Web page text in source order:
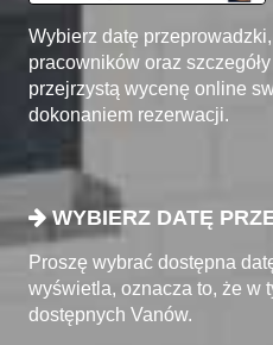
Wybierz datę
pracowników oraz
przejrzystą wycenę online
dokonaniem rezerwacji.
WYBIERZ DATĘ
Proszę wybrać dostępna
wyświetla, oznacza to, że w
dostępnych Vanów.